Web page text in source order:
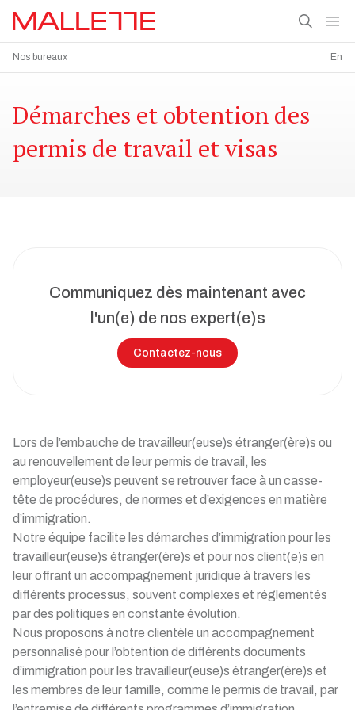
Nos bureaux En
Démarches et obtention des
permis de travail et visas
Communiquez dès maintenant avec
l'un(e) de nos expert(e)s
Contactez-nous
Lors de l’embauche de travailleur(euse)s étranger(ère)s ou
au renouvellement de leur permis de travail, les
employeur(euse)s peuvent se retrouver face à un casse-
tête de procédures, de normes et d’exigences en matière
d’immigration.
Notre équipe facilite les démarches d’immigration pour les
travailleur(euse)s étranger(ère)s et pour nos client(e)s en
leur offrant un accompagnement juridique à travers les
différents processus, souvent complexes et réglementés
par des politiques en constante évolution.
Nous proposons à notre clientèle un accompagnement
personnalisé pour l’obtention de différents documents
d’immigration pour les travailleur(euse)s étranger(ère)s et
les membres de leur famille, comme le permis de travail, par